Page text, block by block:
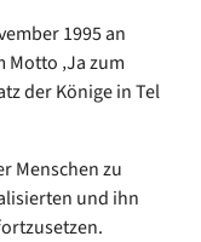
1995 an
‚Ja zum
der Könige in Tel
Menschen zu
und ihn